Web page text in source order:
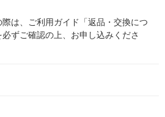
際は、ご利用ガイド「返品・交換につ
必ずご確認の上、お申し込みくださ